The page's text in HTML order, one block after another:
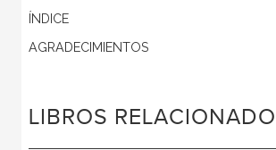
ÍNDICE
AGRADECIMIENTOS
LIBROS